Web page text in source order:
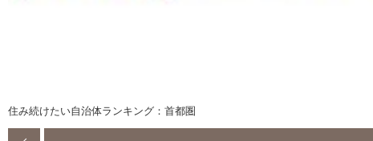
住み続けたい自治体ランキング：首都圏